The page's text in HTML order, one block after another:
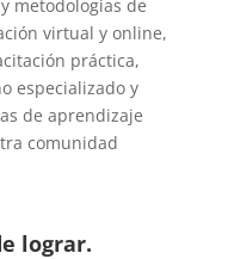
metodologías de
virtual y online,
práctica,
especializado y
de aprendizaje
comunidad
lograr.